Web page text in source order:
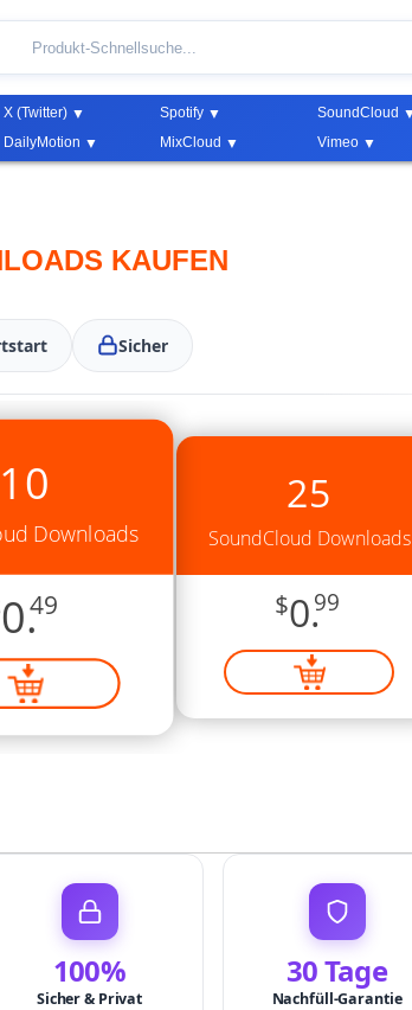
X (Twitter) Spotify SoundCloud
DailyMotion MixCloud Vimeo
KAUFEN
Sicher
10
Downloads
0.49
25
SoundCloud Downloads
$0.99
100%
Sicher & Privat
30 Tage
Nachfüll-Garantie